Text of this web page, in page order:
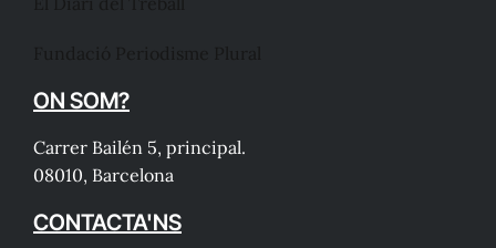
ON SOM?
Carrer Bailén 5, principal.
08010, Barcelona
CONTACTA'NS